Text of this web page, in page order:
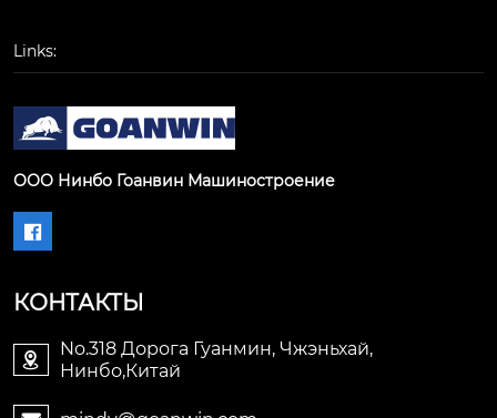
Links:
ООО Нинбо Гоанвин Машиностроение

КОНТАКТЫ

No.318 Дорога Гуанмин, Чжэньхай,
Нинбо,Китай